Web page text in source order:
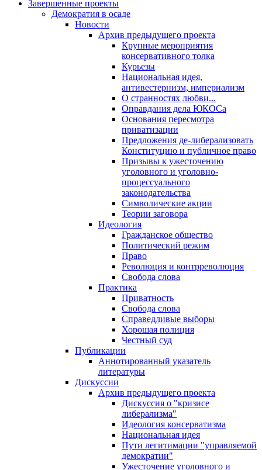
Завершенные проекты
Демократия в осаде
Новости
Архив предыдущего проекта
Крупные мероприятия
консервативного толка
Курьезы
Национальная идея,
антивестернизм, империализм
О странностях любви...
Оправдания дела ЮКОСа
Основания пересмотра
приватизации
Предложения де-либерализовать
Конституцию и публичное право
Призывы к ужесточению
уголовного и уголовно-
процессуального
законодательства
Символические акции
Теории заговора
Идеология
Гражданское общество
Политический режим
Право
Революция и контрреволюция
Свобода слова
Практика
Приватность
Свобода слова
Справедливые выборы
Хорошая полиция
Честный суд
Публикации
Аннотированный указатель
литературы
Дискуссии
Архив предыдущего проекта
Дискуссия о "кризисе
либерализма"
Идеология консерватизма
Национальная идея
Пути легитимации "управляемой
демократии"
Ужесточение уголовного и